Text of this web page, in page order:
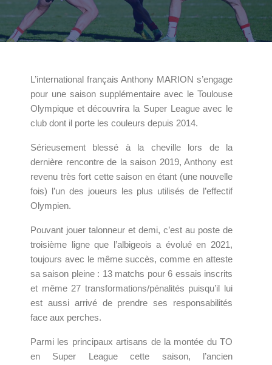
L’international français Anthony MARION s’engage
pour une saison supplémentaire avec le Toulouse
Olympique et découvrira la Super League avec le
club dont il porte les couleurs depuis 2014.
Sérieusement blessé à la cheville lors de la
dernière rencontre de la saison 2019, Anthony est
revenu très fort cette saison en étant (une nouvelle
fois) l’un des joueurs les plus utilisés de l’effectif
Olympien.
Pouvant jouer talonneur et demi, c’est au poste de
troisième ligne que l’albigeois a évolué en 2021,
toujours avec le même succès, comme en atteste
sa saison pleine : 13 matchs pour 6 essais inscrits
et même 27 transformations/pénalités puisqu’il lui
est aussi arrivé de prendre ses responsabilités
face aux perches.
Parmi les principaux artisans de la montée du TO
en Super League cette saison, l’ancien